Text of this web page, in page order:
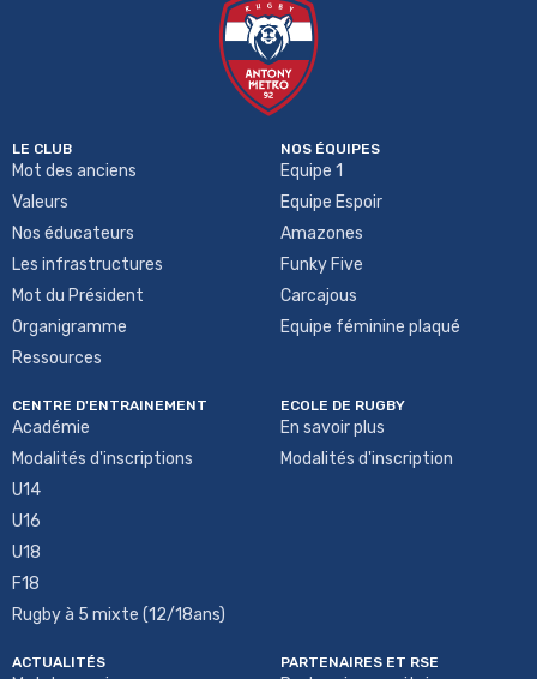
LE CLUB
Mot des anciens
Valeurs
Nos éducateurs
Les infrastructures
Mot du Président
Organigramme
Ressources
NOS ÉQUIPES
Equipe 1
Equipe Espoir
Amazones
Funky Five
Carcajous
Equipe féminine plaqué
CENTRE D'ENTRAINEMENT
Académie
Modalités d'inscriptions
U14
U16
U18
F18
Rugby à 5 mixte (12/18ans)
ECOLE DE RUGBY
En savoir plus
Modalités d'inscription
ACTUALITÉS PARTENAIRES ET RSE